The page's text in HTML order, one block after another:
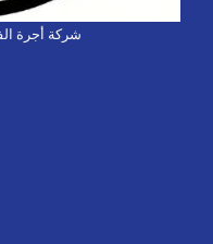
شركة أجرة